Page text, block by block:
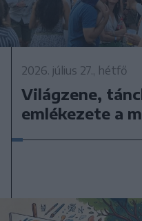
2026. július 27., hétfő
Világzene,
emlékezete a